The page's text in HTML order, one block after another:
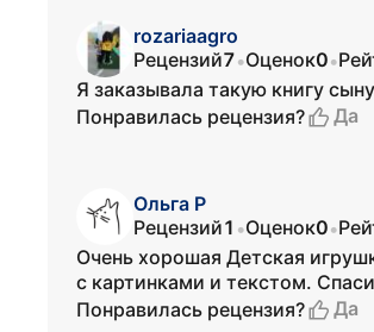
rozariaagro
Рецензий7•Оценок0•
Я заказывала такую книгу
Понравилась рецензия?
Да
Ольга Р
Рецензий1 •Оценок0•
Очень хорошая Детская
с картинками и текстом.
Понравилась рецензия?
Да